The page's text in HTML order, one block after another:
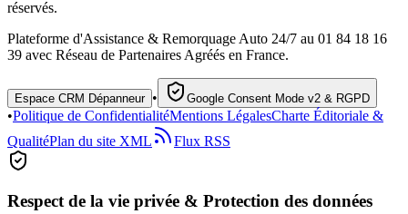
réservés.
Plateforme d'Assistance & Remorquage Auto 24/7 au 01 84 18 16
39 avec Réseau de Partenaires Agréés en France.
Espace CRM Dépanneur • Google Consent Mode v2 & RGPD
•Politique de ConfidentialitéMentions LégalesCharte Éditoriale &
QualitéPlan du site XML Flux RSS
Respect de la vie privée & Protection des données